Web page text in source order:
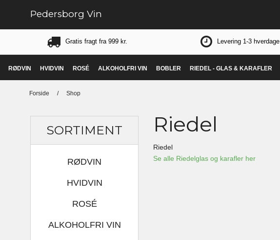
Pedersborg Vin
Gratis fragt fra 999 kr. Levering 1-3 hverdage
RØDVIN HVIDVIN ROSÉ ALKOHOLFRI VIN BOBLER RIEDEL - GLAS & KARAFLER
Forside / Shop
SORTIMENT
RØDVIN
HVIDVIN
ROSÉ
ALKOHOLFRI VIN
Riedel
Riedel
Se alle Riedelglas og karafler her